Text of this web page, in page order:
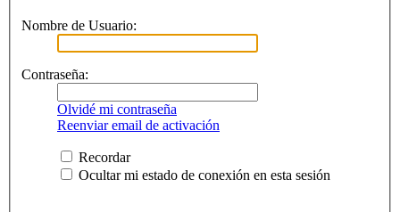
Nombre de Usuario:
Contraseña:
Olvidé mi contraseña
Reenviar email de activación
Recordar
Ocultar mi estado de conexión en esta sesión